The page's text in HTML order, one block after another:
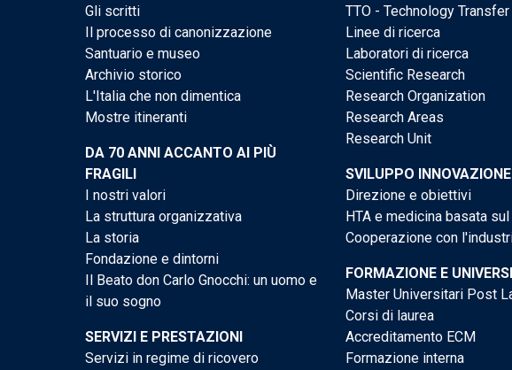
Gli scritti
Il processo di canonizzazione
Santuario e museo
Archivio storico
L'Italia che non dimentica
Mostre itineranti
DA 70 ANNI ACCANTO AI PIÙ
FRAGILI
I nostri valori
La struttura organizzativa
La storia
Fondazione e dintorni
Il Beato don Carlo Gnocchi: un uomo e
il suo sogno
SERVIZI E PRESTAZIONI
Servizi in regime di ricovero
TTO - Technology
Linee di ricerca
Laboratori di ricerca
Scientific Research
Research Organization
Research Areas
Research Unit
SVILUPPO INNOVAZIONE
Direzione e obiettivi
HTA e medicina basata
Cooperazione con
FORMAZIONE E
Master Universitari Post
Corsi di laurea
Accreditamento ECM
Formazione interna